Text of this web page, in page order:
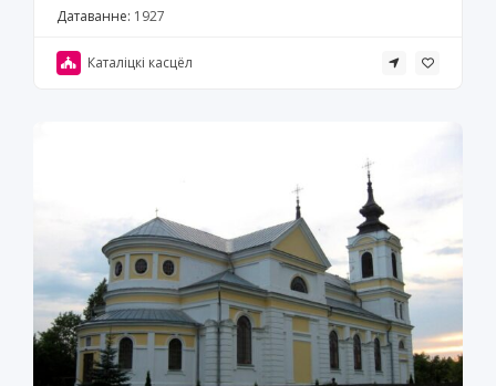
Датаванне: 1927
Каталіцкі касцёл